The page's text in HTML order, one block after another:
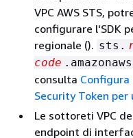
VPC AWS STS,
configurare l'SDK
regionale (). sts.
code
consulta Configura
Security Token
Le sottoreti VPC
endpoint di